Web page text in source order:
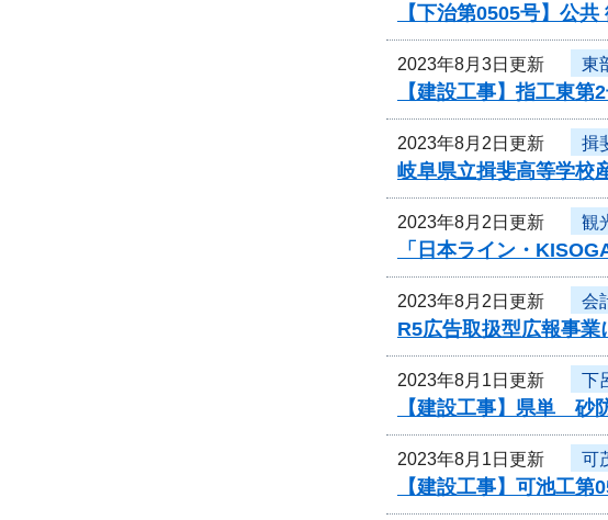
【下治第0505号】公
2023年8月3日更新 東
【建設工事】指工東
2023年8月2日更新 揖
岐阜県立揖斐高等学校
2023年8月2日更新 観
「日本ライン・
2023年8月2日更新 会
R5広告取扱型広報事業
2023年8月1日更新 下
【建設工事】県単
2023年8月1日更新 可
【建設工事】可池工